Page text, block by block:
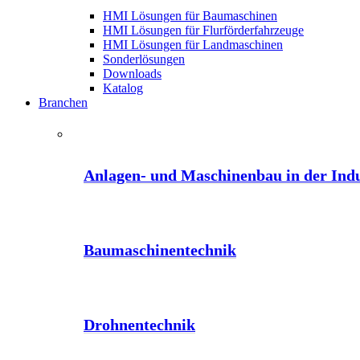
HMI Lösungen für Baumaschinen
HMI Lösungen für Flurförderfahrzeuge
HMI Lösungen für Landmaschinen
Sonderlösungen
Downloads
Katalog
Branchen
Anlagen- und Maschinenbau in der
Baumaschinentechnik
Drohnentechnik